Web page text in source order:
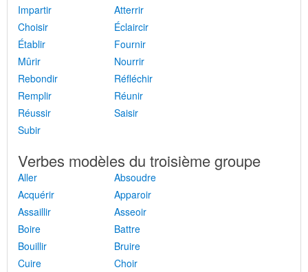
Impartir
Atterrir
Choisir
Éclaircir
Établir
Fournir
Mûrir
Nourrir
Rebondir
Réfléchir
Remplir
Réunir
Réussir
Saisir
Subir
Verbes modèles du troisième groupe
Aller
Absoudre
Acquérir
Apparoir
Assaillir
Asseoir
Boire
Battre
Bouillir
Bruire
Cuire
Choir